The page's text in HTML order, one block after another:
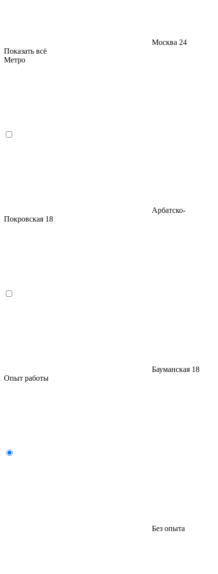
Москва 24
Показать всё
Метро
Арбатско-
Покровская 18
Бауманская 18
Опыт работы
Без опыта